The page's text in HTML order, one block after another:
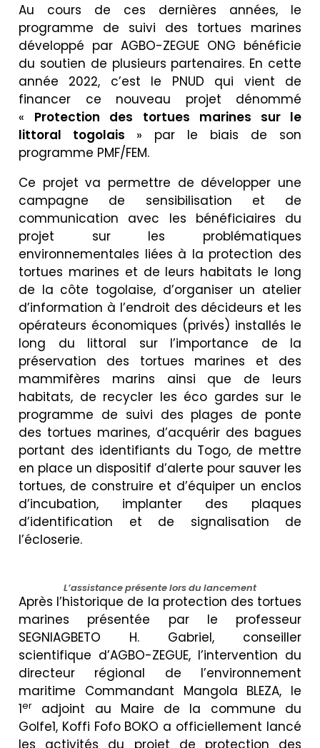
Au cours de ces dernières années, le
programme de suivi des tortues marines
développé par AGBO-ZEGUE ONG bénéficie
du soutien de plusieurs partenaires. En cette
année 2022, c’est le PNUD qui vient de
financer ce nouveau projet dénommé
« Protection des tortues marines sur le
littoral togolais » par le biais de son
programme PMF/FEM.
Ce projet va permettre de développer une
campagne de sensibilisation et de
communication avec les bénéficiaires du
projet sur les problématiques
environnementales liées à la protection des
tortues marines et de leurs habitats le long
de la côte togolaise, d’organiser un atelier
d’information à l’endroit des décideurs et les
opérateurs économiques (privés) installés le
long du littoral sur l’importance de la
préservation des tortues marines et des
mammifères marins ainsi que de leurs
habitats, de recycler les éco gardes sur le
programme de suivi des plages de ponte
des tortues marines, d’acquérir des bagues
portant des identifiants du Togo, de mettre
en place un dispositif d’alerte pour sauver les
tortues, de construire et d’équiper un enclos
d’incubation, implanter des plaques
d’identification et de signalisation de
l’écloserie.
L’assistance présente lors du lancement
Après l’historique de la protection des tortues
marines présentée par le professeur
SEGNIAGBETO H. Gabriel, conseiller
scientifique d’AGBO-ZEGUE, l’intervention du
directeur régional de l’environnement
maritime Commandant Mangola BLEZA, le
1er
adjoint au Maire de la commune du
Golfe1, Koffi Fofo BOKO a officiellement lancé
les activités du projet de protection des